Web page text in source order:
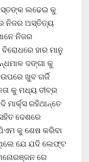
ଲଢେଇ କୁ
ନିଜର ଅସ୍ତିତ୍ୟ
ନିଜର
ହାର ମାନୁ
ଦଙ୍ଗା କୁ
ଖୁବ ଗର୍ଜି
କୁ ମଧ୍ୟ ତୀବ୍ର
ରହିଥାନ୍ତେ
ଦେଶରେ
କୁ ଶେଷ କରିବା
ଯେ ଯଦି ଲେଫ୍ଟ
ରେ